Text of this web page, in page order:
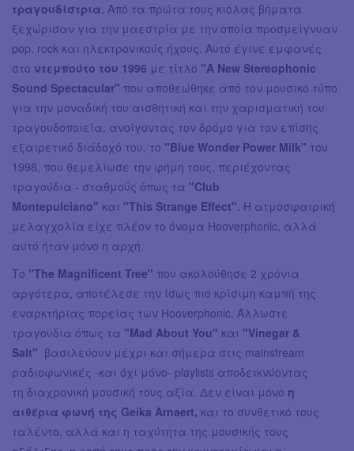
τραγουδίστρια. Από τα πρώτα τους κιόλας βήματα
ξεχώρισαν για την μαεστρία με την οποία προσμείγνυαν
pop, rock και ηλεκτρονικούς ήχους. Αυτό έγινε εμφανές
στο ντεμπούτο του 1996 με τίτλο "A New Stereophonic
Sound Spectacular" που αποθεώθηκε από τον μουσικό τύπο
για την μοναδική του αισθητική και την χαρισματική του
τραγουδοποιεία, ανοίγοντας τον δρόμο για τον επίσης
εξαιρετικό διάδοχό του, το "Blue Wonder Power Milk" του
1998, που θεμελίωσε την φήμη τους, περιέχοντας
τραγούδια - σταθμούς όπως τα "Club
Montepulciano" και "This Strange Effect". Η ατμοσφαιρική
μελαγχολία είχε πλέον το όνομα Hooverphonic, αλλά
αυτό ήταν μόνο η αρχή.
Το "The Magnificent Tree" που ακολούθησε 2 χρόνια
αργότερα, αποτέλεσε την ίσως πιο κρίσιμη καμπή της
εναρκτήριας πορείας των Hooverphonic. Άλλωστε
τραγούδια όπως τα "Mad About You" και "Vinegar &
Salt" βασιλεύουν μέχρι και σήμερα στις mainstream
ραδιοφωνικές -και όχι μόνο- playlists αποδεικνύοντας
τη διαχρονική μουσική τους αξία. Δεν είναι μόνο η
αιθέρια φωνή της Geika Arnaert, και το συνθετικό τους
ταλέντο, αλλά και η ταχύτητα της μουσικής τους